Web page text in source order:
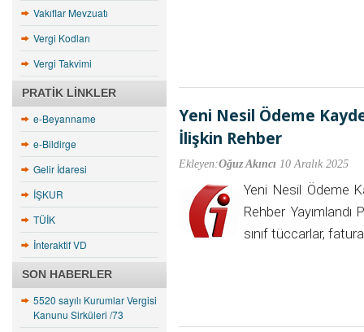
Vakıflar Mevzuatı
Vergi Kodları
Vergi Takvimi
PRATIK LINKLER
e-Beyanname
e-Bildirge
Gelir İdaresi
İŞKUR
TÜİK
İnteraktif VD
SON HABERLER
5520 sayılı Kurumlar Vergisi
Kanunu Sirküleri /73
Yeni Nesil Ödeme
İlişkin Rehber
Ekleyen:Oğuz Akıncı 10 Aralık 2025
Yeni Nesil Ödeme
Rehber
sınıf tüccarlar,